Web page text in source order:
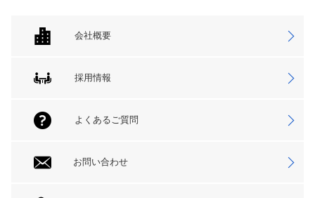
会社概要
採用情報
よくあるご質問
お問い合わせ